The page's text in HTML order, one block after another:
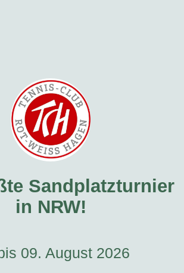
Sandplatzturnier
in NRW!
09. August 2026